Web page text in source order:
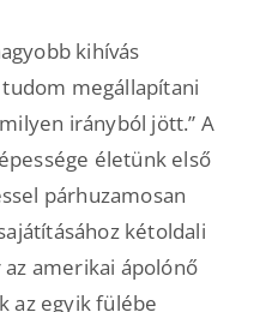
kihívás
megállapítani
irányból jött.” A
életünk első
párhuzamosan
kétoldali
az amerikai ápolónő
az egyik fülébe